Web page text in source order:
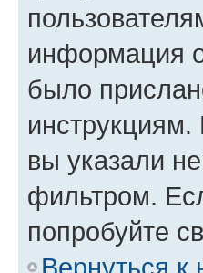
информация
было
вы указали
фильтром.
попробуйте
Вернуться к